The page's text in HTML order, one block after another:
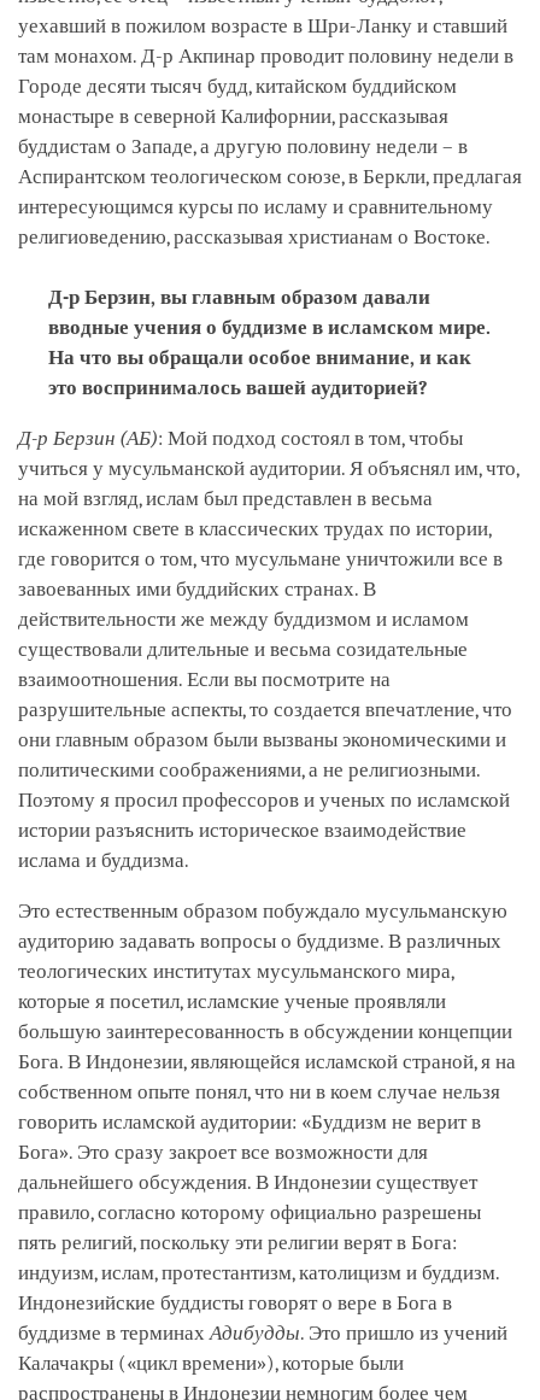
уехавший в пожилом возрасте в Шри-Ланку и ставший
там монахом. Д-р Акпинар проводит половину недели в
Городе десяти тысяч будд, китайском буддийском
монастыре в северной Калифорнии, рассказывая
буддистам о Западе, а другую половину недели – в
Аспирантском теологическом союзе, в Беркли, предлагая
интересующимся курсы по исламу и сравнительному
религиоведению, рассказывая христианам о Востоке.
Д-р Берзин, вы главным образом давали
вводные учения о буддизме в исламском мире.
На что вы обращали особое внимание, и как
это воспринималось вашей аудиторией?
Д-р Берзин (АБ): Мой подход состоял в том, чтобы
учиться у мусульманской аудитории. Я объяснял им, что,
на мой взгляд, ислам был представлен в весьма
искаженном свете в классических трудах по истории,
где говорится о том, что мусульмане уничтожили все в
завоеванных ими буддийских странах. В
действительности же между буддизмом и исламом
существовали длительные и весьма созидательные
взаимоотношения. Если вы посмотрите на
разрушительные аспекты, то создается впечатление, что
они главным образом были вызваны экономическими и
политическими соображениями, а не религиозными.
Поэтому я просил профессоров и ученых по исламской
истории разъяснить историческое взаимодействие
ислама и буддизма.
Это естественным образом побуждало мусульманскую
аудиторию задавать вопросы о буддизме. В различных
теологических институтах мусульманского мира,
которые я посетил, исламские ученые проявляли
большую заинтересованность в обсуждении концепции
Бога. В Индонезии, являющейся исламской страной, я на
собственном опыте понял, что ни в коем случае нельзя
говорить исламской аудитории: «Буддизм не верит в
Бога». Это сразу закроет все возможности для
дальнейшего обсуждения. В Индонезии существует
правило, согласно которому официально разрешены
пять религий, поскольку эти религии верят в Бога:
индуизм, ислам, протестантизм, католицизм и буддизм.
Индонезийские буддисты говорят о вере в Бога в
буддизме в терминах Адибудды. Это пришло из учений
Калачакры («цикл времени»), которые были
распространены в Индонезии немногим более чем